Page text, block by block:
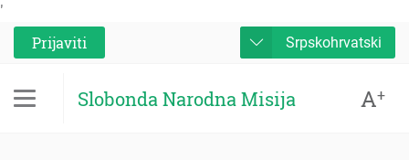
'
Prijaviti
Srpskohrvatski
Slobonda Narodna Misija A+